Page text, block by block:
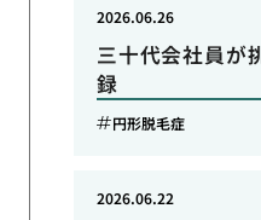
三十代会社員が
録
2026.06.26
円形脱毛症
2026.06.22